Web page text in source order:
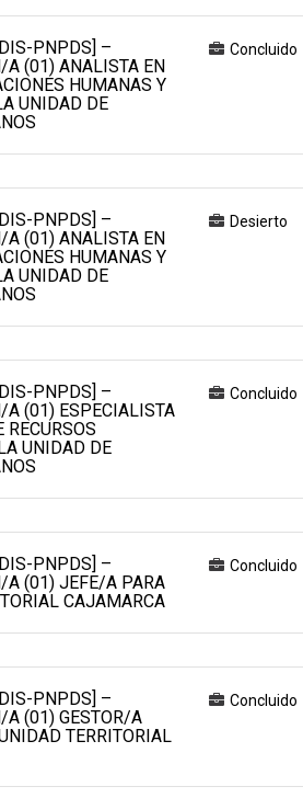
PNPDS] –
A (01) ANALISTA EN
HUMANAS Y
UNIDAD DE
Concluido
PNPDS] –
A (01) ANALISTA EN
HUMANAS Y
UNIDAD DE
Desierto
PNPDS] –
A (01) ESPECIALISTA
RECURSOS
UNIDAD DE
Concluido
PNPDS] –
A (01) JEFE/A PARA
CAJAMARCA
Concluido
PNPDS] –
A (01) GESTOR/A
TERRITORIAL
Concluido